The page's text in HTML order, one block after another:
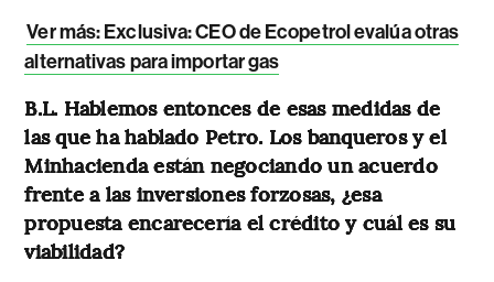
Ver más: Exclusiva: CEO de Ecopetrol evalúa otras
alternativas para importar gas
B.L. Hablemos entonces de esas medidas de
las que ha hablado Petro. Los banqueros y el
Minhacienda están negociando un acuerdo
frente a las inversiones forzosas, ¿esa
propuesta encarecería el crédito y cuál es su
viabilidad?